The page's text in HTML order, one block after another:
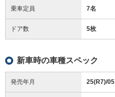
乗車定員 7名
ドア数 5枚
新車時の車種スペック
発売年月 25(R7)/05